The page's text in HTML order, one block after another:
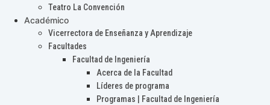
Teatro La Convención
Académico
Vicerrectora de Enseñanza y Aprendizaje
Facultades
Facultad de Ingeniería
Acerca de la Facultad
Líderes de programa
Programas | Facultad de Ingeniería